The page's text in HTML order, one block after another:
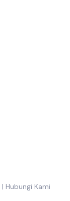
| Hubungi Kami